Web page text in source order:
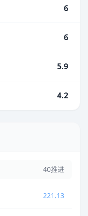
6
6
5.9
4.2
40推进
221.13